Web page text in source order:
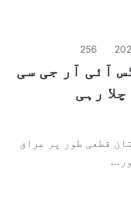
256
آئی آر جی سی
رہی
قطعی طور پر عراق